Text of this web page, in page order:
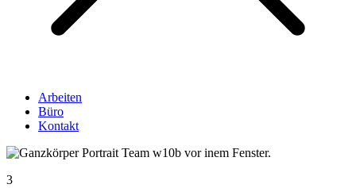
Arbeiten
Büro
Kontakt
3